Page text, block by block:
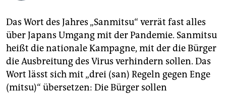
abo
genossenschaft
epaper login
Das Wort des Jahres „Sanmitsu“ verrät fast alles
über Japans Umgang mit der Pandemie. Sanmitsu
heißt die nationale Kampagne, mit der die Bürger
die Ausbreitung des Virus verhindern sollen. Das
Wort lässt sich mit „drei (san) Regeln gegen Enge
(mitsu)“ übersetzen: Die Bürger sollen